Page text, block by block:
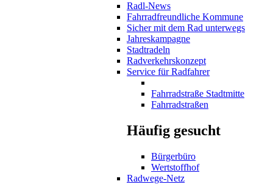
Radl-News
Fahrradfreundliche Kommune
Sicher mit dem Rad unterwegs
Jahreskampagne
Stadtradeln
Radverkehrskonzept
Service für Radfahrer
Fahrradstraße Stadtmitte
Fahrradstraßen
Häufig gesucht
Bürgerbüro
Wertstoffhof
Radwege-Netz